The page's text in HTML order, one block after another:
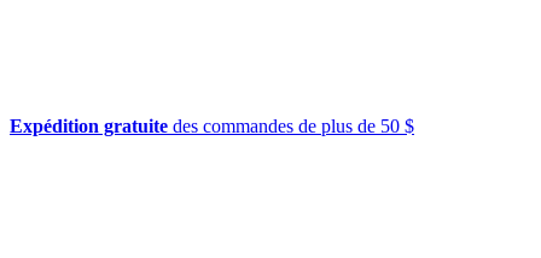
Expédition gratuite des commandes de plus de 50 $